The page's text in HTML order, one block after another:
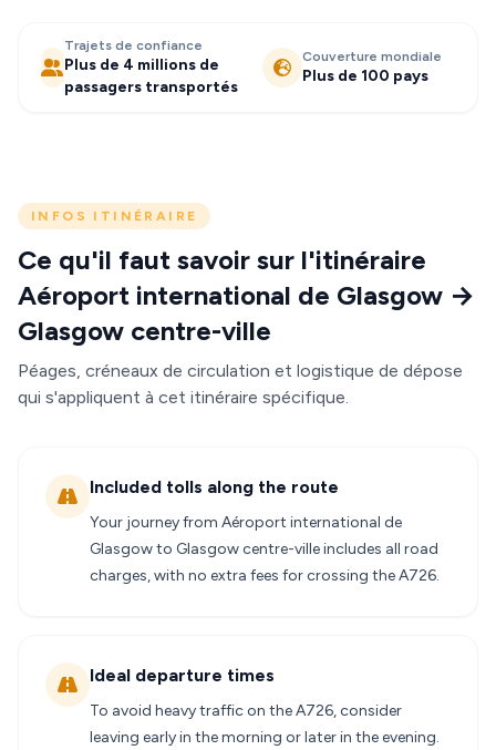
Trajets de confiance
Plus de 4 millions de
passagers transportés
Couverture mondiale
Plus de 100 pays
INFOS ITINÉRAIRE
Ce qu'il faut savoir sur l'itinéraire
Aéroport international de Glasgow →
Glasgow centre-ville
Péages, créneaux de circulation et logistique de dépose
qui s'appliquent à cet itinéraire spécifique.
Included tolls along the route
Your journey from Aéroport international de
Glasgow to Glasgow centre-ville includes all road
charges, with no extra fees for crossing the A726.
Ideal departure times
To avoid heavy traffic on the A726, consider
leaving early in the morning or later in the evening.